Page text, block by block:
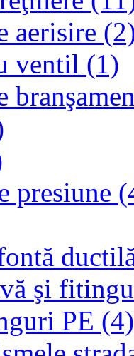
aerisire
ventil (1)
presiune
şi
PE (4)